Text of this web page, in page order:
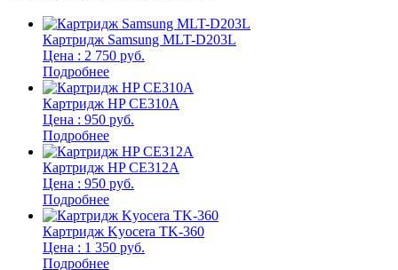
Картридж Samsung MLT-D203L
Цена : 2 750 руб.
Подробнее
Картридж HP CE310A
Цена : 950 руб.
Подробнее
Картридж HP CE312A
Цена : 950 руб.
Подробнее
Картридж Kyocera TK-360
Цена : 1 350 руб.
Подробнее